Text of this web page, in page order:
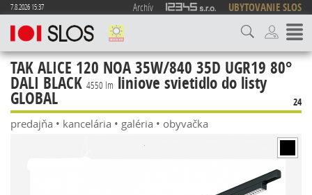
7.8.2026 15:37 Archív UBYTOVANIE SLOS
TAK ALICE 120 NOA 35W/840 35D UGR19 80°
DALI BLACK 4550 lm liniove svietidlo do listy
GLOBAL 24
predajňa • kancelária • galéria • obyvačka